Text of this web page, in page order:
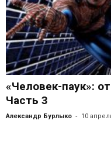
«Человек-паук»:
Часть 3
Александр Бурлыко - 10